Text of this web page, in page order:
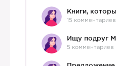
15 комментариев
5 комментариев